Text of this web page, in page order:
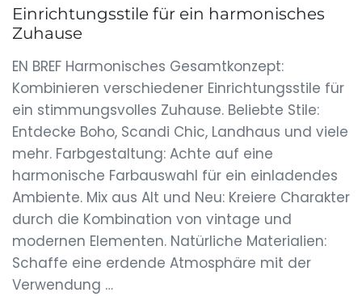
Einrichtungsstile für ein harmonisches
Zuhause
EN BREF Harmonisches Gesamtkonzept:
Kombinieren verschiedener Einrichtungsstile für
ein stimmungsvolles Zuhause. Beliebte Stile:
Entdecke Boho, Scandi Chic, Landhaus und viele
mehr. Farbgestaltung: Achte auf eine
harmonische Farbauswahl für ein einladendes
Ambiente. Mix aus Alt und Neu: Kreiere Charakter
durch die Kombination von vintage und
modernen Elementen. Natürliche Materialien:
Schaffe eine erdende Atmosphäre mit der
Verwendung …